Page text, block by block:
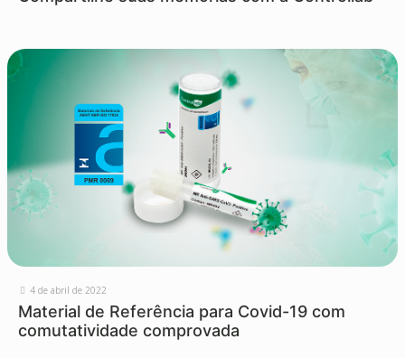
4 de abril de 2022
Material de Referência para Covid-19 com
comutatividade comprovada